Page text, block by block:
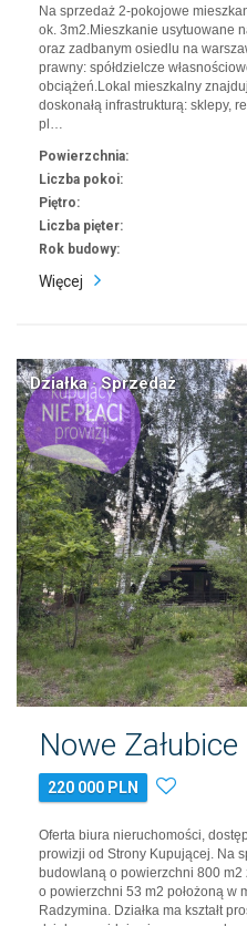
Na sprzedaż 2-pokojowe
ok. 3m2.Mieszkanie usytuowane
oraz zadbanym osiedlu na
prawny: spółdzielcze
obciążeń.Lokal mieszkalny
doskonałą infrastrukturą: sklepy,
pl…
Powierzchnia:
Liczba pokoi:
Piętro:
Liczba pięter:
Rok budowy:
Więcej
Działka · Sprzedaż
Nowe Załubice
220 000 PLN
Oferta biura nieruchomości,
prowizji od Strony Kupującej. Na
budowlaną o powierzchni 800
o powierzchni 53 m2 położoną w
Radzymina. Działka ma kształt